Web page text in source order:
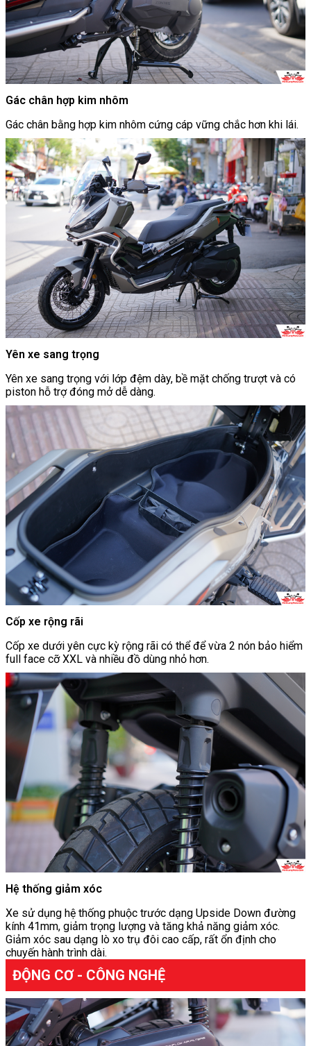
Gác chân hợp kim nhôm
Gác chân bằng hợp kim nhôm cứng cáp vững chắc hơn khi lái.
Yên xe sang trọng
Yên xe sang trọng với lớp đệm dày, bề mặt chống trượt và có
piston hỗ trợ đóng mở dễ dàng.
Cốp xe rộng rãi
Cốp xe dưới yên cực kỳ rộng rãi có thể để vừa 2 nón bảo hiểm
full face cỡ XXL và nhiều đồ dùng nhỏ hơn.
Hệ thống giảm xóc
Xe sử dụng hệ thống phuộc trước dạng Upside Down đường
kính 41mm, giảm trọng lượng và tăng khả năng giảm xóc.
Giảm xóc sau dạng lò xo trụ đôi cao cấp, rất ổn định cho
chuyến hành trình dài.
ĐỘNG CƠ - CÔNG NGHỆ